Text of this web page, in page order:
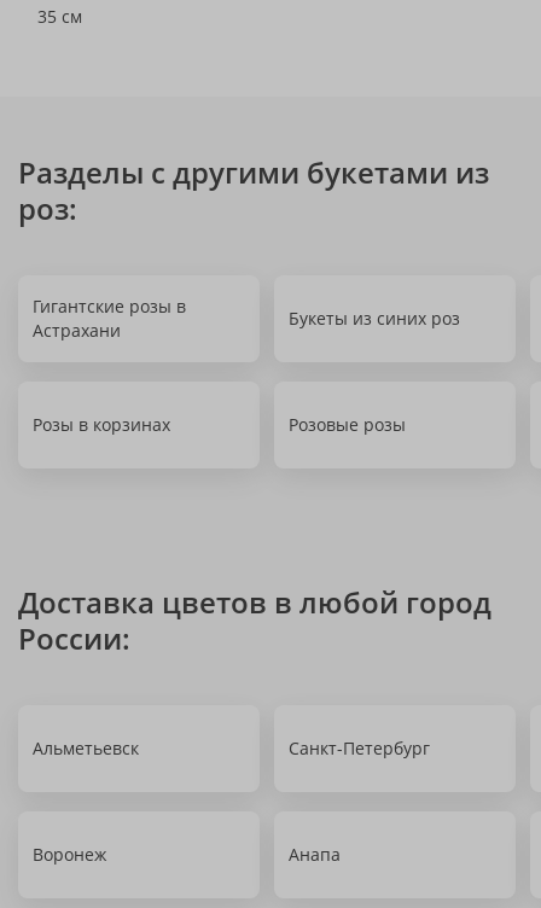
35 см
Разделы с другими букетами из
роз:
Гигантские розы в
Астрахани
Букеты из синих роз
Розы в корзинах Розовые розы
Доставка цветов в любой город
России:
Альметьевск Санкт-Петербург
Воронеж Анапа